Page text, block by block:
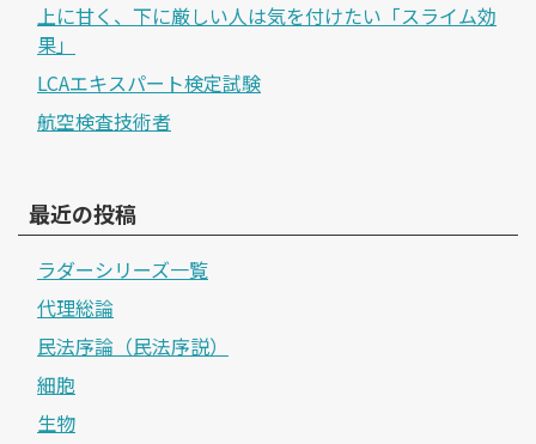
上に甘く、下に厳しい人は気を付けたい「スライム効
果」
LCAエキスパート検定試験
航空検査技術者
最近の投稿
ラダーシリーズ一覧
代理総論
民法序論（民法序説）
細胞
生物